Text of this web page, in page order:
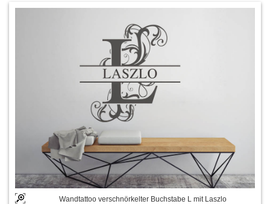
Wandtattoo verschnörkelter Buchstabe L mit Laszlo